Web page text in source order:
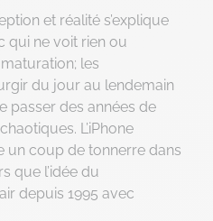
et réalité s’explique
qui ne voit rien ou
les
du jour au lendemain
passer des années de
L’iPhone
un coup de tonnerre dans
que l’idée du
depuis 1995 avec